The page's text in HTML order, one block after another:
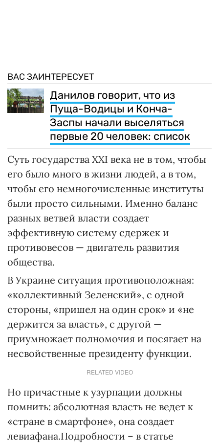
ВАС ЗАИНТЕРЕСУЕТ
Данилов говорит, что из
Пуща-Водицы и Конча-
Заспы начали выселяться
первые 20 человек: список
Суть государства ХХІ века не в том, чтобы
его было много в жизни людей, а в том,
чтобы его немногочисленные институты
были просто сильными. Именно баланс
разных ветвей власти создает
эффективную систему сдержек и
противовесов — двигатель развития
общества.
В Украине ситуация противоположная:
«коллективный Зеленский», с одной
стороны, «пришел на один срок» и «не
держится за власть», с другой —
приумножает полномочия и посягает на
несвойственные президенту функции.
RELATED VIDEO
Но причастные к узурпации должны
помнить: абсолютная власть не ведет к
«стране в смартфоне», она создает
левиафана.Подробности – в статье